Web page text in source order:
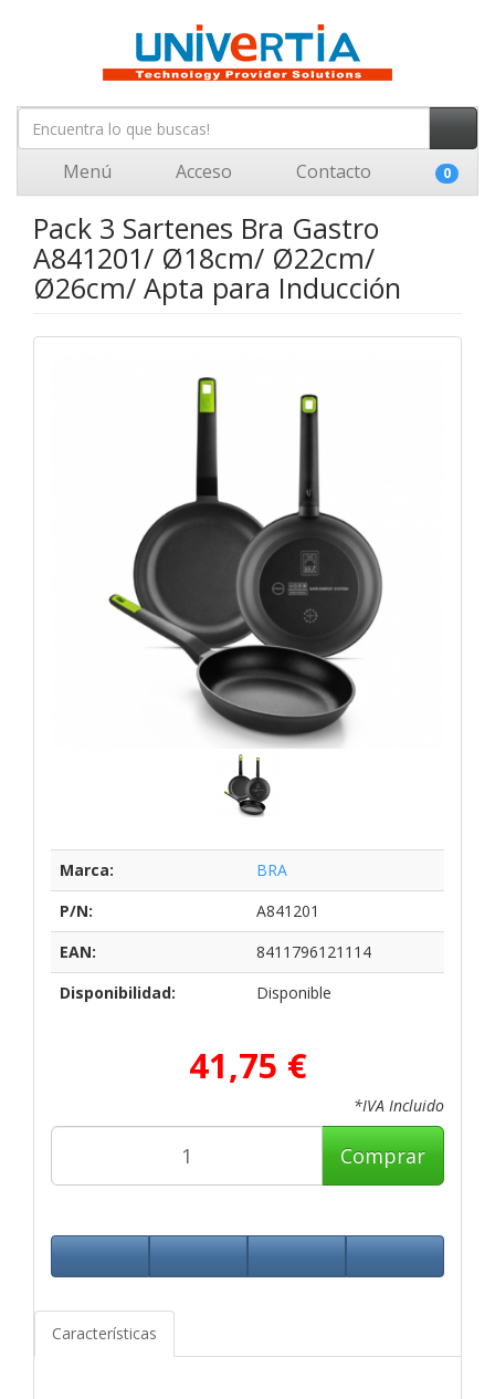
Menú Acceso Contacto 0
Pack 3 Sartenes Bra Gastro
A841201/ Ø18cm/ Ø22cm/
Ø26cm/ Apta para Inducción
Marca:
BRA
P/N:
A841201
EAN:
8411796121114
Disponibilidad:
Disponible
41,75 €
*IVA Incluido
Comprar
Características